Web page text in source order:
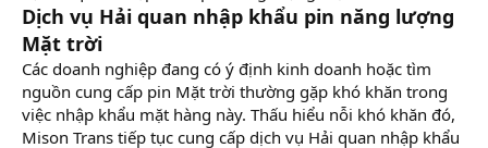
Dịch vụ Hải quan nhập khẩu pin năng lượng
Mặt trời
Các doanh nghiệp đang có ý định kinh doanh hoặc tìm
nguồn cung cấp pin Mặt trời thường gặp khó khăn trong
việc nhập khẩu mặt hàng này. Thấu hiểu nỗi khó khăn đó,
Mison Trans tiếp tục cung cấp dịch vụ Hải quan nhập khẩu